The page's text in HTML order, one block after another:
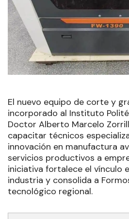
El nuevo equipo de corte y
incorporado al Instituto
Doctor Alberto Marcelo
capacitar técnicos
innovación en manufactura
servicios productivos a
iniciativa fortalece el vínculo
industria y consolida a
tecnológico regional.